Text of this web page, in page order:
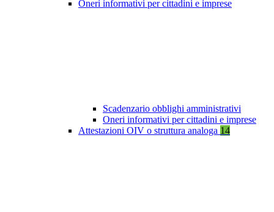
Oneri informativi per cittadini e imprese
Scadenzario obblighi amministrativi
Oneri informativi per cittadini e imprese
Attestazioni OIV o struttura analoga 14